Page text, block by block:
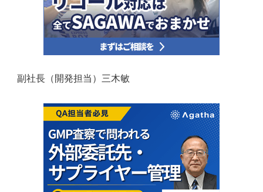
副社長（開発担当）三木敏